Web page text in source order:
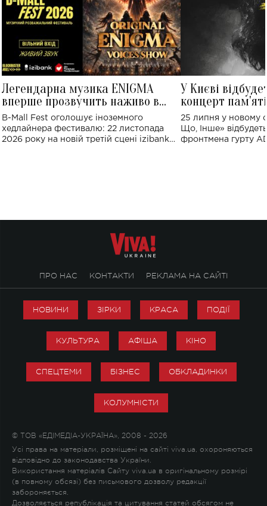
Легендарна музика ENIGMA
вперше прозвучить наживо в
Україні: де відбудеться концерт
B-Mall Fest оголошує іноземного
хедлайнера фестивалю: 22 листопада
2026 року на новій третій сцені izibank
У Києві
концерт
Клименка:
виконають
25 липня у новому
Що, Інше»
фронтмена гурту
ПРО НАС КОНТАКТИ РЕКЛАМА НА САЙТІ
НОВИНИ ЗІРКИ КРАСА ПОДІЇ
КУЛЬТУРА АФІША КІНО
СПЕЦТЕМИ БІЗНЕС ОБКЛАДИНКИ
КОЛУМНІСТИ
© ТОВ «ЕДІМЕДІА-УКРАЇНА», 2008 - 2026
Усі права на матеріали, розміщені на сайті viva.ua, охороняються
відповідно до законодавства України.
Використання матеріалів Сайту viva.ua в оригінальному розмірі
(в повному обсязі) без письмового дозволу редакції
забороняється.
Дозволяється републікація та цитування статей обсягом не